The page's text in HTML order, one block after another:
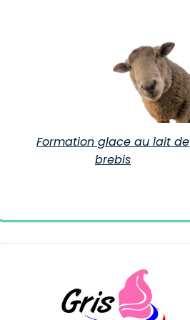
Formation glace au lait de
brebis